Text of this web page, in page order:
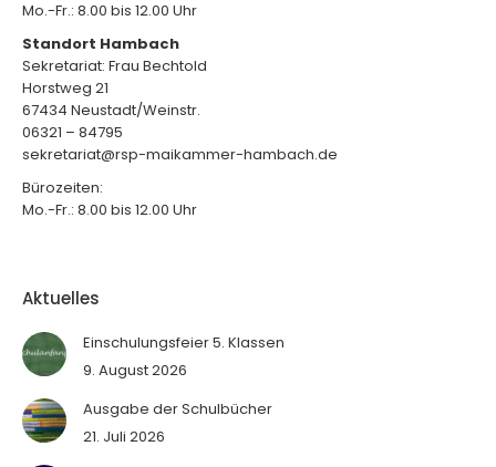
Mo.-Fr.: 8.00 bis 12.00 Uhr
Standort Hambach
Sekretariat: Frau Bechtold
Horstweg 21
67434 Neustadt/Weinstr.
06321 – 84795
sekretariat@rsp-maikammer-hambach.de
Bürozeiten:
Mo.-Fr.: 8.00 bis 12.00 Uhr
Aktuelles
Einschulungsfeier 5. Klassen
9. August 2026
Ausgabe der Schulbücher
21. Juli 2026